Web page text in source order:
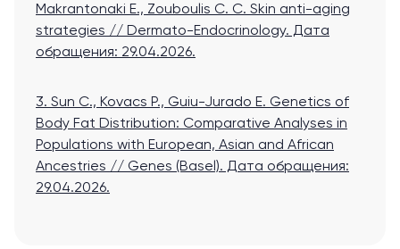
Makrantonaki E., Zouboulis C. C. Skin anti-aging
strategies // Dermato-Endocrinology. Дата
обращения: 29.04.2026.
3. Sun C., Kovacs P., Guiu-Jurado E. Genetics of
Body Fat Distribution: Comparative Analyses in
Populations with European, Asian and African
Ancestries // Genes (Basel). Дата обращения:
29.04.2026.